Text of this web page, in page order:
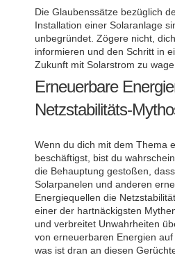
Die Glaubenssätze bezüglich
Installation einer Solaranlage
unbegründet. Zögere nicht,
informieren und den Schritt in
Zukunft mit Solarstrom zu
Erneuerbare
Netzstabilitäts-
Wenn du dich mit dem Thema
beschäftigst, bist du
die Behauptung gestoßen,
Solarpanelen und anderen
Energiequellen die
einer der hartnäckigsten
und verbreitet Unwahrheiten
von erneuerbaren Energien
was ist dran an diesen